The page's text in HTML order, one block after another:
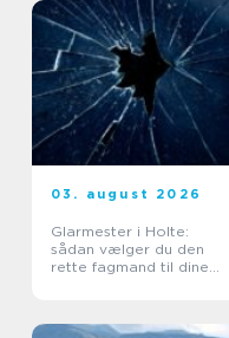
03. august 2026
Glarmester i Holte:
sådan vælger du den
rette fagmand til dine